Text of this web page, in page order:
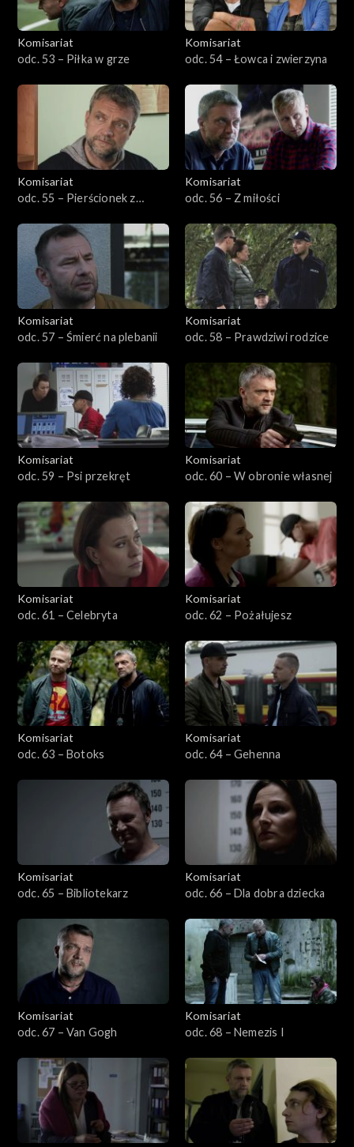
Komisariat
odc. 53 – Piłka w grze
Komisariat
odc. 54 – Łowca i zwierzyna
Komisariat
odc. 55 – Pierścionek z
Komisariat
odc. 56 – Z miłości
Komisariat
odc. 57 – Śmierć na plebanii
Komisariat
odc. 58 – Prawdziwi rodzice
Komisariat
odc. 59 – Psi przekręt
Komisariat
odc. 60 – W obronie własnej
Komisariat
odc. 61 – Celebryta
Komisariat
odc. 62 – Pożałujesz
Komisariat
odc. 63 – Botoks
Komisariat
odc. 64 – Gehenna
Komisariat
odc. 65 – Bibliotekarz
Komisariat
odc. 66 – Dla dobra dziecka
Komisariat
odc. 67 – Van Gogh
Komisariat
odc. 68 – Nemezis I